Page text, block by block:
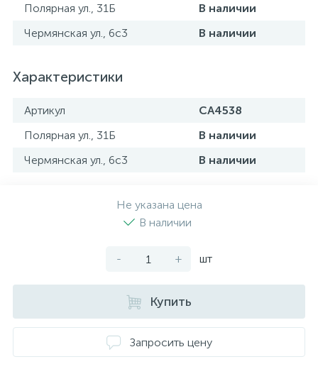
Полярная ул., 31Б
В наличии
Чермянская ул., 6с3
В наличии
Характеристики
Артикул
CA4538
Полярная ул., 31Б
В наличии
Чермянская ул., 6с3
В наличии
Не указана цена
В наличии
- + шт
Купить
Запросить цену